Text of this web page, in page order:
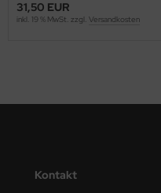
31,50 EUR
inkl. 19 % MwSt. zzgl. Versandkosten
Kontakt
Beemax
Hobbies